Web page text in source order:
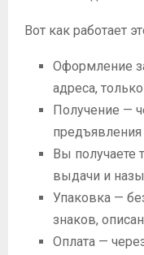
Вот как работает
Оформление
адреса,
Получение —
предъявления
Вы получаете
выдачи и
Упаковка —
знаков,
Оплата —